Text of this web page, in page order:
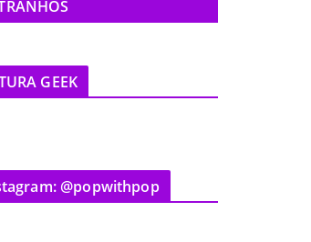
GEEK
@popwithpop